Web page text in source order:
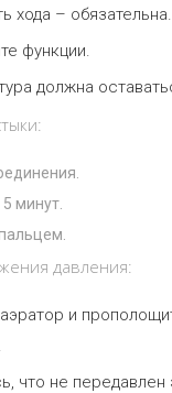
хода – обязательна.
функции.
должна
минут.
давления:
и
что не передавлен